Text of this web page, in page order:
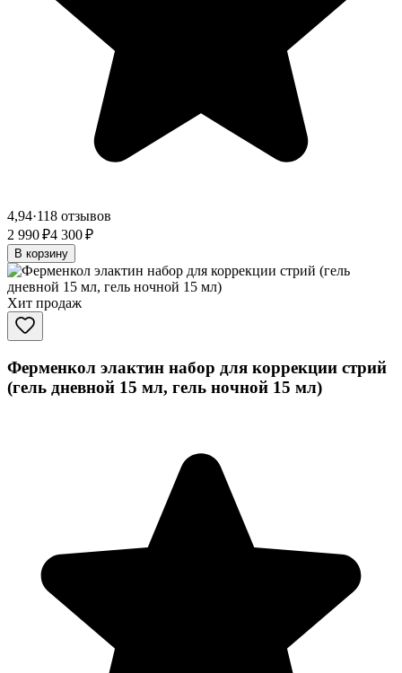
4,94·118 отзывов
2 990 ₽4 300 ₽
В корзину
Хит продаж
Ферменкол элактин набор для коррекции стрий
(гель дневной 15 мл, гель ночной 15 мл)